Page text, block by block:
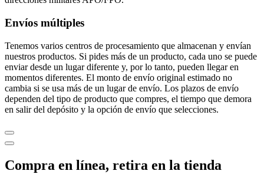
Envíos múltiples
Tenemos varios centros de procesamiento que almacenan y envían
nuestros productos. Si pides más de un producto, cada uno se puede
enviar desde un lugar diferente y, por lo tanto, pueden llegar en
momentos diferentes. El monto de envío original estimado no
cambia si se usa más de un lugar de envío. Los plazos de envío
dependen del tipo de producto que compres, el tiempo que demora
en salir del depósito y la opción de envío que selecciones.
Compra en línea, retira en la tienda